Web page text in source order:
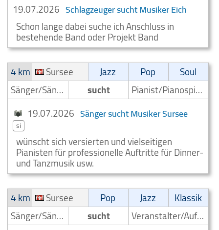
19.07.2026 Schlagzeuger sucht Musiker Eich
Schon lange dabei suche ich Anschluss in
bestehende Band oder Projekt Band
4 km
Sursee Jazz Pop
Soul
Sänger/Sängerin
sucht
Pianist/Pianospieler
19.07.2026 Sänger sucht Musiker Sursee
si
wünscht sich versierten und vielseitigen
Pianisten für professionelle Auftritte für Dinner-
und Tanzmusik usw.
4 km
Sursee Pop Jazz
Klassik
Sänger/Sängerin
sucht
Veranstalter/Auftrittsmoeglichkeit